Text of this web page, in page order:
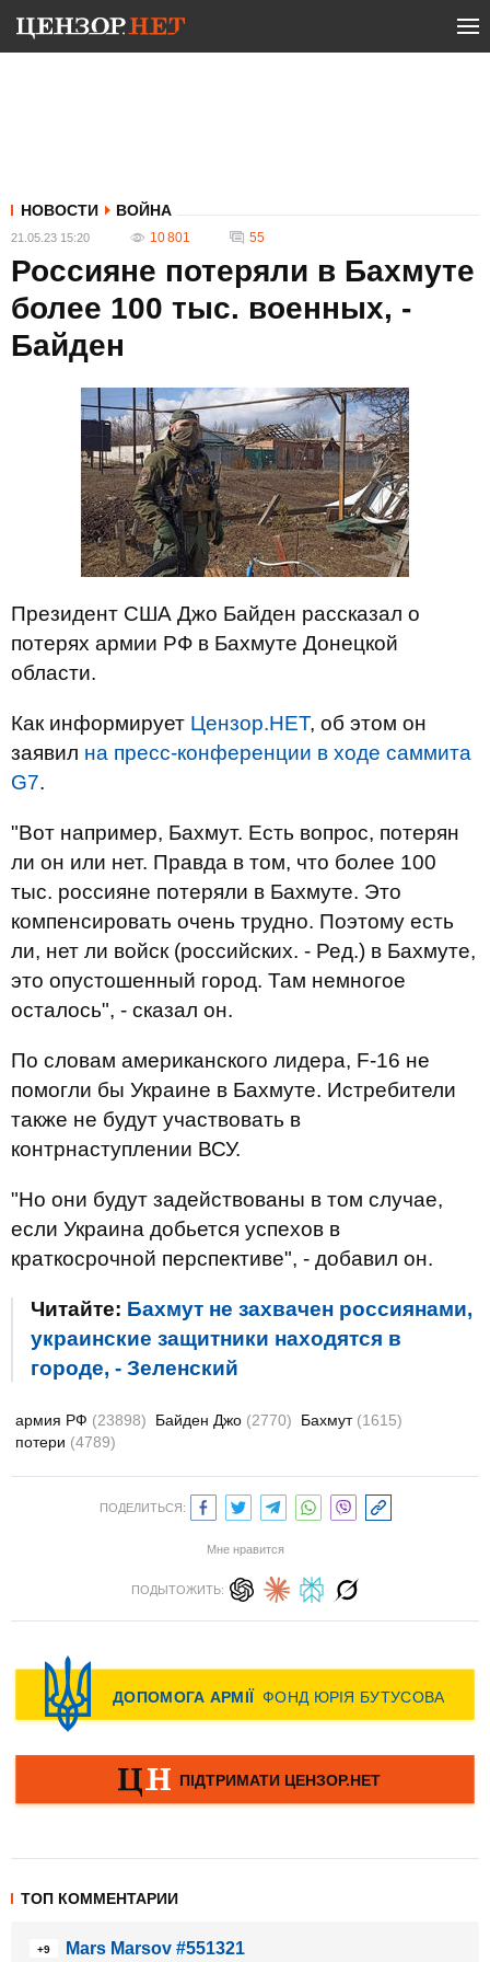
НОВОСТИ ВОЙНА
21.05.23 15:20 10 801 55
Россияне потеряли в Бахмуте
более 100 тыс. военных, -
Байден
Президент США Джо Байден рассказал о
потерях армии РФ в Бахмуте Донецкой
области.
Как информирует Цензор.НЕТ, об этом он
заявил на пресс-конференции в ходе саммита
G7.
"Вот например, Бахмут. Есть вопрос, потерян
ли он или нет. Правда в том, что более 100
тыс. россияне потеряли в Бахмуте. Это
компенсировать очень трудно. Поэтому есть
ли, нет ли войск (российских. - Ред.) в Бахмуте,
это опустошенный город. Там немногое
осталось", - сказал он.
По словам американского лидера, F-16 не
помогли бы Украине в Бахмуте. Истребители
также не будут участвовать в
контрнаступлении ВСУ.
"Но они будут задействованы в том случае,
если Украина добьется успехов в
краткосрочной перспективе", - добавил он.
Читайте: Бахмут не захвачен россиянами,
украинские защитники находятся в
городе, - Зеленский
армия РФ (23898) Байден Джо (2770) Бахмут (1615)
потери (4789)
ПОДЕЛИТЬСЯ:
Мне нравится
ПОДЫТОЖИТЬ:
ТОП КОММЕНТАРИИ
+9
Mars Marsov #551321